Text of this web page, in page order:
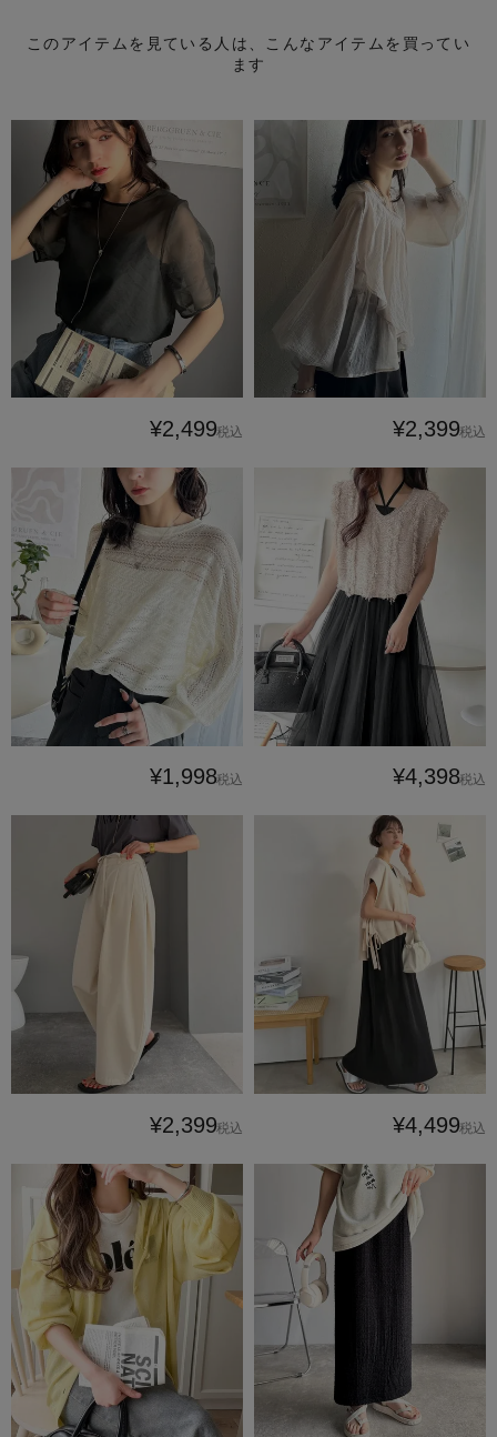
このアイテムを見ている人は、こんなアイテムを買ってい
ます
¥2,499税込 ¥2,399税込
¥1,998税込 ¥4,398税込
¥2,399税込 ¥4,499税込